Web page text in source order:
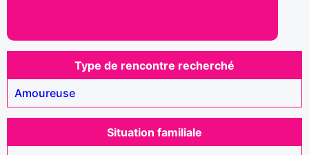
Type de rencontre recherché
Amoureuse
Situation familiale